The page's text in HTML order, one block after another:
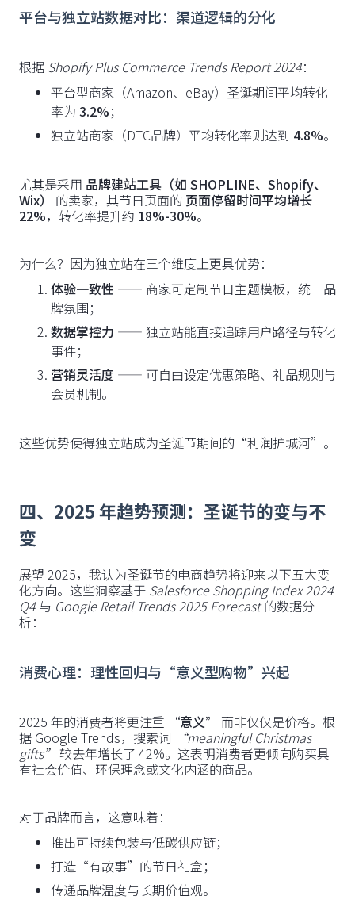
平台与独立站数据对比：渠道逻辑的分化
根据 Shopify Plus Commerce Trends Report 2024：
平台型商家（Amazon、eBay）圣诞期间平均转化
率为 3.2%；
独立站商家（DTC品牌）平均转化率则达到 4.8%。
尤其是采用 品牌建站工具（如 SHOPLINE、Shopify、
Wix）
的卖家，其节日页面的 页面停留时间平均增长
22%，转化率提升约 18%-30%。
为什么？因为独立站在三个维度上更具优势：
体验一致性 —— 商家可定制节日主题模板，统一品
牌氛围；
数据掌控力 —— 独立站能直接追踪用户路径与转化
事件；
营销灵活度 —— 可自由设定优惠策略、礼品规则与
会员机制。
这些优势使得独立站成为圣诞节期间的“利润护城河”。
四、2025 年趋势预测：圣诞节的变与不
变
展望 2025，我认为圣诞节的电商趋势将迎来以下五大变
化方向。这些洞察基于 Salesforce Shopping Index 2024
Q4与 Google Retail Trends 2025 Forecast的数据分
析：
消费心理：理性回归与“意义型购物”兴起
2025 年的消费者将更注重 “意义”
而非仅仅是价格。根
据 Google Trends，搜索词
“meaningful Christmas
gifts” 较去年增长了 42%。这表明消费者更倾向购买具
有社会价值、环保理念或文化内涵的商品。
对于品牌而言，这意味着：
推出可持续包装与低碳供应链；
打造“有故事”的节日礼盒；
传递品牌温度与长期价值观。